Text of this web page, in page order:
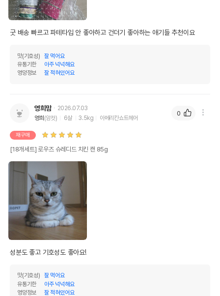
굿 배송 빠르고 파테타입 안 좋아하고 건더기 좋아하는 애기들 추천이요
맛(기호성)
잘 먹어요
유통기한
아주 넉넉해요
영양정보
잘 적혀있어요
영희맘
2026.07.03
영희 (암컷) 6살 3.5kg 아메리칸쇼트헤어
재구매
[18개세트] 로우즈 슈레디드 치킨 캔 85g
성분도 좋고 기호성도 좋아요!
맛(기호성)
잘 먹어요
유통기한
아주 넉넉해요
영양정보
잘 적혀있어요
0